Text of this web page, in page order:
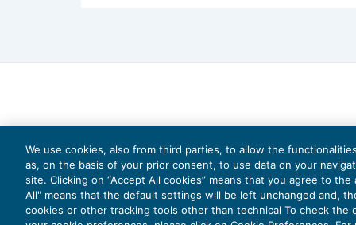
We use cookies, also from third parties, to allow the
as, on the basis of your prior consent, to use data on your
site. Clicking on “Accept All cookies” means that you agree to
All" means that the default settings will be left unchanged and,
cookies or other tracking tools other than technical To check the